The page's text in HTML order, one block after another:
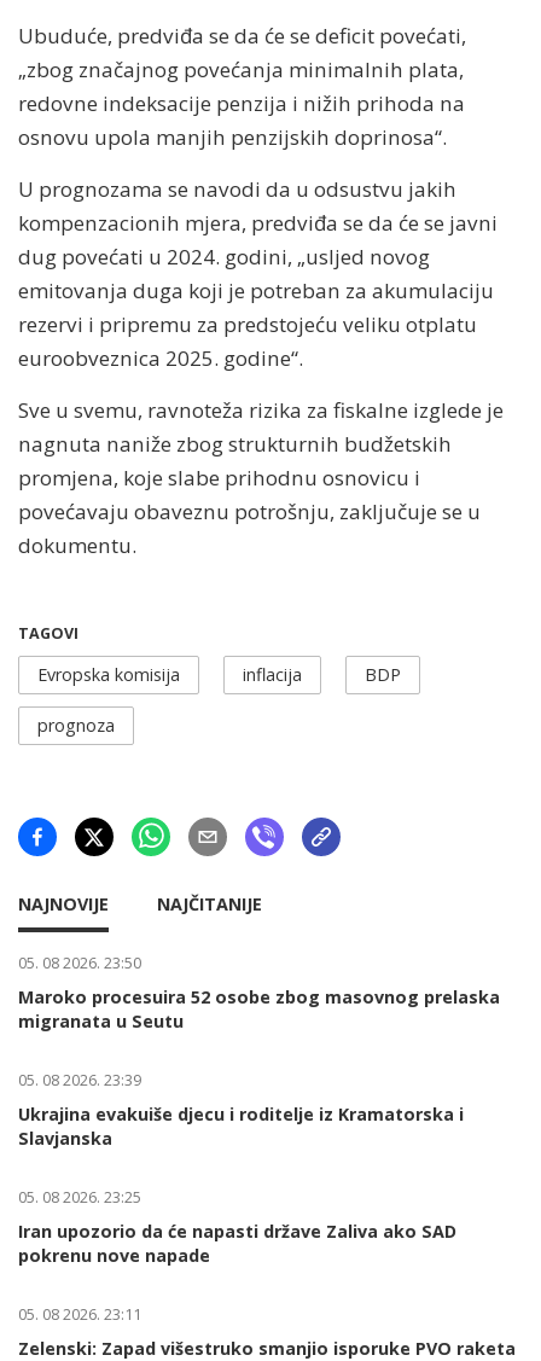
Ubuduće, predviđa se da će se deficit povećati,
„zbog značajnog povećanja minimalnih plata,
redovne indeksacije penzija i nižih prihoda na
osnovu upola manjih penzijskih doprinosa“.
U prognozama se navodi da u odsustvu jakih
kompenzacionih mjera, predviđa se da će se javni
dug povećati u 2024. godini, „usljed novog
emitovanja duga koji je potreban za akumulaciju
rezervi i pripremu za predstojeću veliku otplatu
euroobveznica 2025. godine“.
Sve u svemu, ravnoteža rizika za fiskalne izglede je
nagnuta naniže zbog strukturnih budžetskih
promjena, koje slabe prihodnu osnovicu i
povećavaju obaveznu potrošnju, zaključuje se u
dokumentu.
TAGOVI
Evropska komisija inflacija BDP
prognoza
NAJNOVIJE NAJČITANIJE
05. 08 2026. 23:50
Maroko procesuira 52 osobe zbog masovnog prelaska
migranata u Seutu
05. 08 2026. 23:39
Ukrajina evakuiše djecu i roditelje iz Kramatorska i
Slavjanska
05. 08 2026. 23:25
Iran upozorio da će napasti države Zaliva ako SAD
pokrenu nove napade
05. 08 2026. 23:11
Zelenski: Zapad višestruko smanjio isporuke PVO raketa